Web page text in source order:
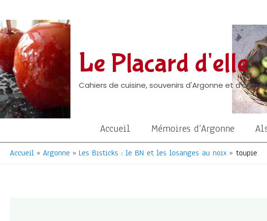
au
contenu
Le Placard d'elle
Cahiers de cuisine, souvenirs d'Argonne et d'ailleurs
Accueil Mémoires d’Argonne
Accueil Argonne Les Bisticks : le BN et les losanges au noix toupie